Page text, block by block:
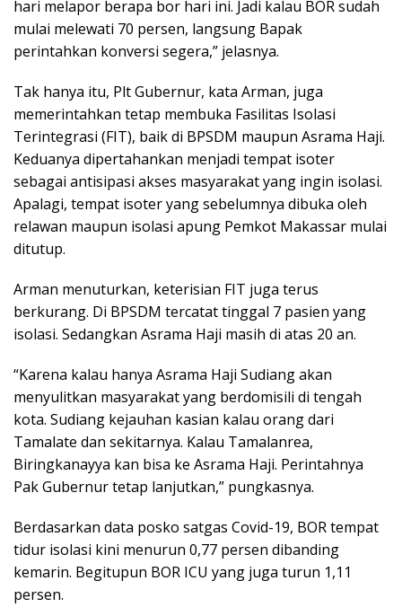
hari melapor berapa bor hari ini. Jadi kalau BOR sudah
mulai melewati 70 persen, langsung Bapak
perintahkan konversi segera,” jelasnya.
Tak hanya itu, Plt Gubernur, kata Arman, juga
memerintahkan tetap membuka Fasilitas Isolasi
Terintegrasi (FIT), baik di BPSDM maupun Asrama Haji.
Keduanya dipertahankan menjadi tempat isoter
sebagai antisipasi akses masyarakat yang ingin isolasi.
Apalagi, tempat isoter yang sebelumnya dibuka oleh
relawan maupun isolasi apung Pemkot Makassar mulai
ditutup.
Arman menuturkan, keterisian FIT juga terus
berkurang. Di BPSDM tercatat tinggal 7 pasien yang
isolasi. Sedangkan Asrama Haji masih di atas 20 an.
“Karena kalau hanya Asrama Haji Sudiang akan
menyulitkan masyarakat yang berdomisili di tengah
kota. Sudiang kejauhan kasian kalau orang dari
Tamalate dan sekitarnya. Kalau Tamalanrea,
Biringkanayya kan bisa ke Asrama Haji. Perintahnya
Pak Gubernur tetap lanjutkan,” pungkasnya.
Berdasarkan data posko satgas Covid-19, BOR tempat
tidur isolasi kini menurun 0,77 persen dibanding
kemarin. Begitupun BOR ICU yang juga turun 1,11
persen.